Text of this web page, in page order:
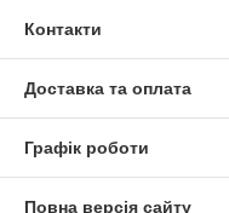
Контакти
Доставка та оплата
Графік роботи
Повна версія сайту